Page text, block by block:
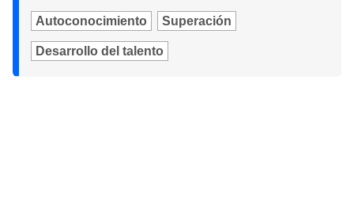
Autoconocimiento Superación
Desarrollo del talento